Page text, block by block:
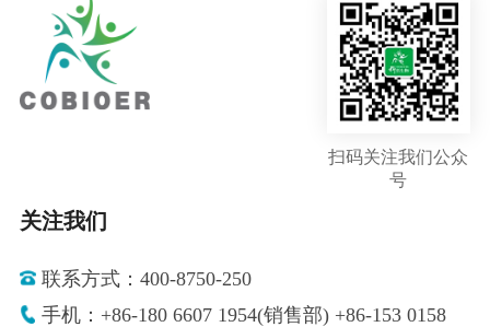
扫码关注我们公众
号
关注我们
联系方式：400-8750-250
手机：+86-180 6607 1954(销售部) +86-153 0158